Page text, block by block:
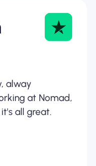
alway
at Nomad,
all great.